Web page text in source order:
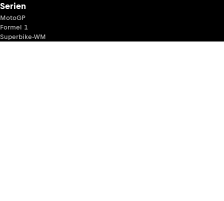
Serien
MotoGP
Formel 1
Superbike-WM